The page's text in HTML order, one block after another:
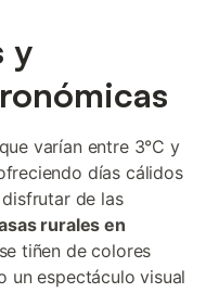
y
varían entre 3°C y
días cálidos
de las
rurales en
tiñen de colores
un espectáculo visual